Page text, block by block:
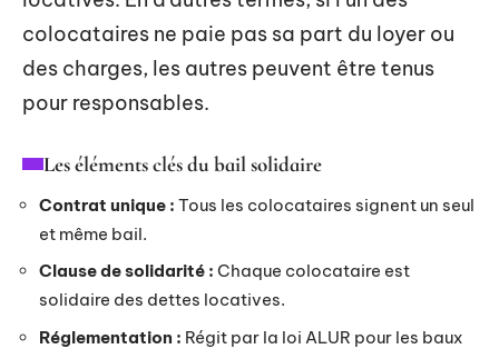
colocataires ne paie pas sa part du loyer ou
des charges, les autres peuvent être tenus
pour responsables.
Les éléments clés du bail solidaire
Contrat unique : Tous les colocataires signent un seul
et même bail.
Clause de solidarité : Chaque colocataire est
solidaire des dettes locatives.
Réglementation : Régit par la loi ALUR pour les baux